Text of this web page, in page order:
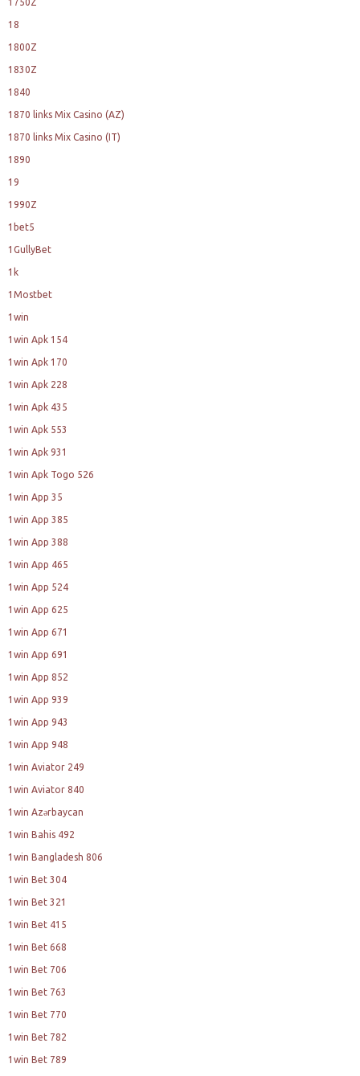
18
1800Z
1830Z
1840
1870 links Mix Casino (AZ)
1870 links Mix Casino (IT)
1890
19
1990Z
1bet5
1GullyBet
1k
1Mostbet
1win
1win Apk 154
1win Apk 170
1win Apk 228
1win Apk 435
1win Apk 553
1win Apk 931
1win Apk Togo 526
1win App 35
1win App 385
1win App 388
1win App 465
1win App 524
1win App 625
1win App 671
1win App 691
1win App 852
1win App 939
1win App 943
1win App 948
1win Aviator 249
1win Aviator 840
1win Azərbaycan
1win Bahis 492
1win Bangladesh 806
1win Bet 304
1win Bet 321
1win Bet 415
1win Bet 668
1win Bet 706
1win Bet 763
1win Bet 770
1win Bet 782
1win Bet 789